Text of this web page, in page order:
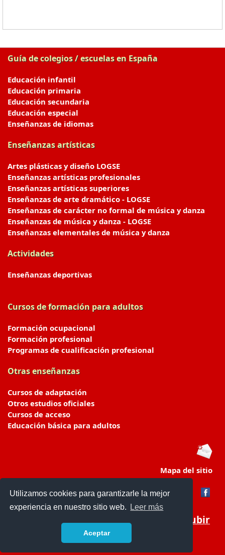
Utilizamos cookies para garantizarle la mejor
experiencia en nuestro sitio web.
Leer más
Aceptar
Guía de colegios / escuelas en España
Educación infantil
Educación primaria
Educación secundaria
Educación especial
Enseñanzas de idiomas
Enseñanzas artísticas
Artes plásticas y diseño LOGSE
Enseñanzas artísticas profesionales
Enseñanzas artísticas superiores
Enseñanzas de arte dramático - LOGSE
Enseñanzas de carácter no formal de música y danza
Enseñanzas de música y danza - LOGSE
Enseñanzas elementales de música y danza
Actividades
Enseñanzas deportivas
Cursos de formación para adultos
Formación ocupacional
Formación profesional
Programas de cualificación profesional
Otras enseñanzas
Cursos de adaptación
Otros estudios oficiales
Cursos de acceso
Educación básica para adultos
Mapa del sitio
Subir